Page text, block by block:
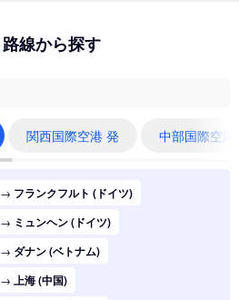
路線から探す
関西国際空港 発 中部国際空
→ フランクフルト (ドイツ)
→ ミュンヘン (ドイツ)
→ ダナン (ベトナム)
→ 上海 (中国)